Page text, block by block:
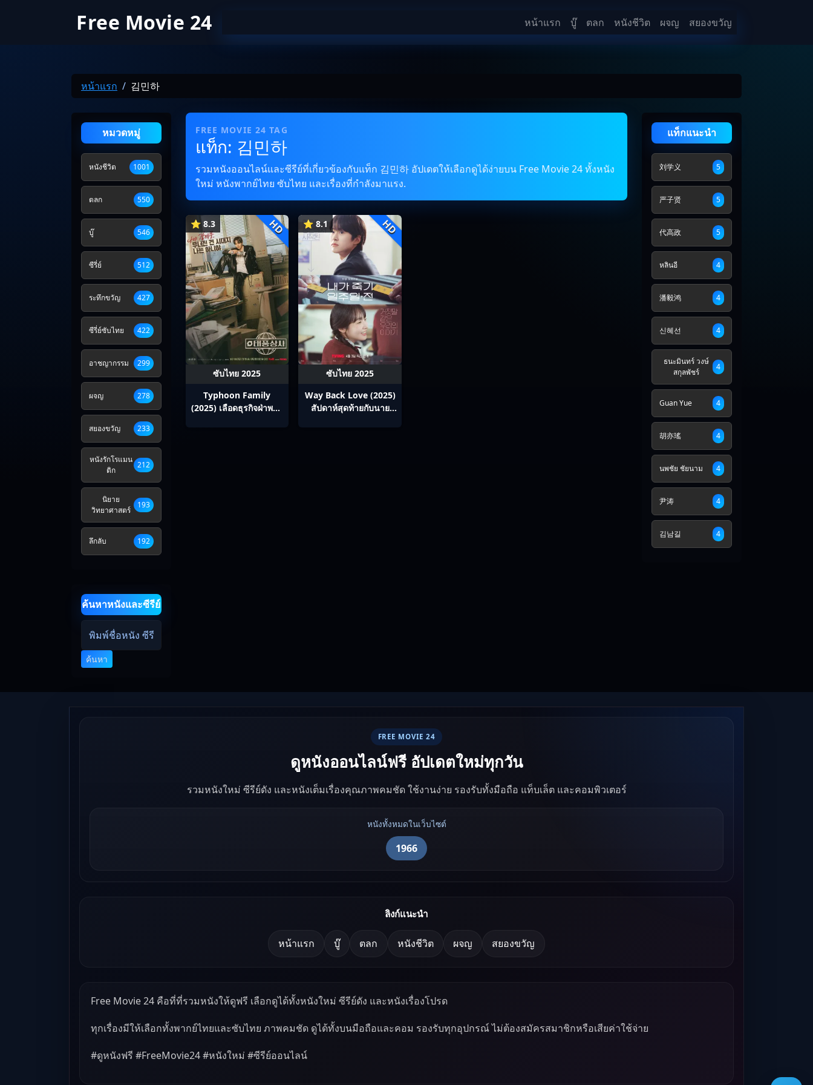
Free Movie 24 หน้าแรก บู๊ ตลก หนังชีวิต ผจญ สยองขวัญ
หน้าแรก 김민하
หมวดหมู่
หนังชีวิต 1001
ตลก 550
บู๊ 546
ซีรี่ย์ 512
ระทึกขวัญ 427
ซีรี่ย์ซับไทย 422
อาชญากรรม 299
ผจญ 278
สยองขวัญ 233
หนังรักโรแมน
ติก
212
นิยาย
วิทยาศาสตร์
193
ลึกลับ 192
ค้นหาหนังและซีรีย์
ค้นหา
FREE MOVIE 24 TAG
แท็ก: 김민하
รวมหนังออนไลน์และซีรีย์ที่เกี่ยวข้องกับแท็ก 김민하 อัปเดตให้เลือกดูได้ง่ายบน Free Movie 24 ทั้งหนัง
ใหม่ หนังพากย์ไทย ซับไทย และเรื่องที่กำลังมาแรง.
⭐ 8.3 HD
ซับไทย 2025
Typhoon Family
(2025) เลือดธุรกิจฝ่าพายุ
⭐ 8.1 HD
ซับไทย 2025
Way Back Love (2025)
สัปดาห์สุดท้ายกับนาย
แท็กแนะนำ
刘学义 5
严子贤 5
代高政 5
หลินอี 4
潘毅鸿 4
신혜선 4
ธนะมินทร์ วงษ์
สกุลพัชร์
4
Guan Yue 4
胡亦瑤 4
นพชัย ชัยนาม 4
尹涛 4
김남길 4
FREE MOVIE 24
ดูหนังออนไลน์ฟรี อัปเดตใหม่ทุกวัน
รวมหนังใหม่ ซีรีย์ดัง และหนังเต็มเรื่องคุณภาพคมชัด ใช้งานง่าย รองรับทั้งมือถือ แท็บเล็ต และคอมพิวเตอร์
หนังทั้งหมดในเว็บไซต์
1966
ลิงก์แนะนำ
หน้าแรก บู๊ ตลก หนังชีวิต ผจญ สยองขวัญ
Free Movie 24 คือที่ที่รวมหนังให้ดูฟรี เลือกดูได้ทั้งหนังใหม่ ซีรีย์ดัง และหนังเรื่องโปรด
ทุกเรื่องมีให้เลือกทั้งพากย์ไทยและซับไทย ภาพคมชัด ดูได้ทั้งบนมือถือและคอม รองรับทุกอุปกรณ์ ไม่ต้องสมัครสมาชิกหรือเสียค่าใช้จ่าย
#ดูหนังฟรี #FreeMovie24 #หนังใหม่ #ซีรีย์ออนไลน์